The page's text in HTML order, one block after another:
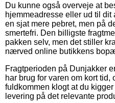
Du kunne også overveje at
hjemmeadresse eller ud til
en sjat mere pebret, men på
smertefri. Den billigste
pakken selv, men det stiller
nærved online butikkens
Fragtperioden på Dunjakker
har brug for varen om kort tid,
fuldkommen klogt at du
levering på det relevante